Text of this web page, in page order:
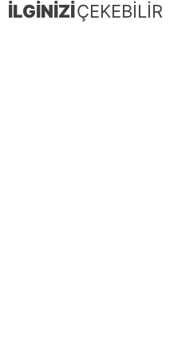
İLGİNİZİÇEKEBİLİR